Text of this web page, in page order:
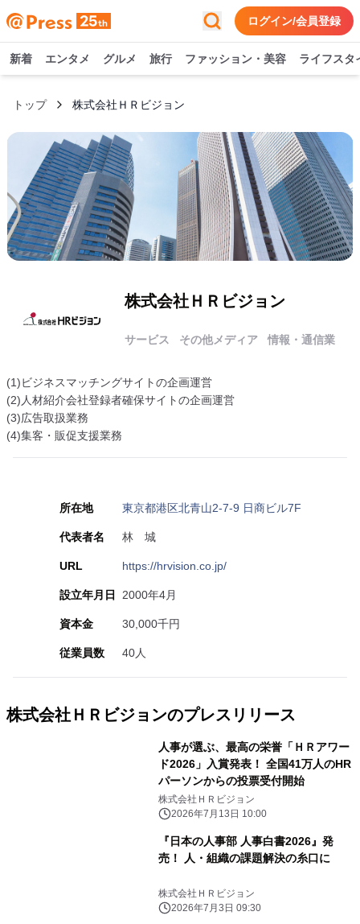
ログイン/会員登録
新着 エンタメ グルメ 旅行 ファッション・美容 ライフスタ
トップ 株式会社ＨＲビジョン
株式会社ＨＲビジョン
サービス その他メディア 情報・通信業
(1)ビジネスマッチングサイトの企画運営
(2)人材紹介会社登録者確保サイトの企画運営
(3)広告取扱業務
(4)集客・販促支援業務
所在地 東京都港区北青山2-7-9 日商ビル7F
代表者名 林 城
URL https://hrvision.co.jp/
設立年月日 2000年4月
資本金 30,000千円
従業員数 40人
株式会社ＨＲビジョンのプレスリリース
人事が選ぶ、最高の栄誉「ＨＲアワー
ド2026」入賞発表！ 全国41万人のHR
パーソンからの投票受付開始
株式会社ＨＲビジョン
2026年7月13日 10:00
『日本の人事部 人事白書2026』発
売！ 人・組織の課題解決の糸口に
株式会社ＨＲビジョン
2026年7月3日 09:30